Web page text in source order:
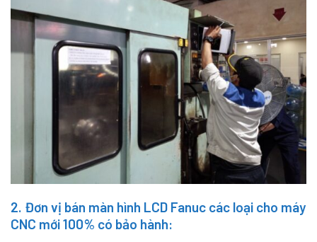
2. Đơn vị bán màn hình LCD Fanuc các loại cho máy
CNC mới 100% có bảo hành: